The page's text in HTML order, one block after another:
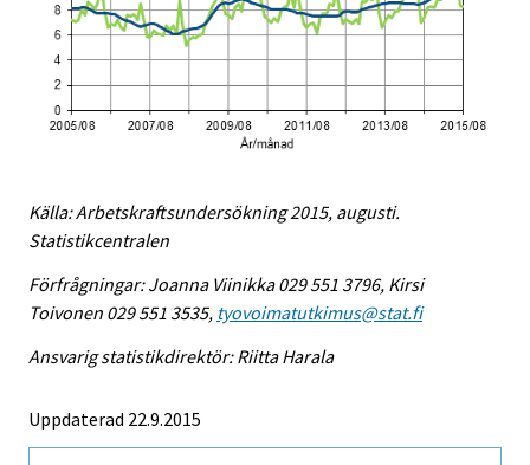
Källa: Arbetskraftsundersökning 2015, augusti.
Statistikcentralen
Förfrågningar: Joanna Viinikka 029 551 3796, Kirsi
Toivonen 029 551 3535, tyovoimatutkimus@stat.fi
Ansvarig statistikdirektör: Riitta Harala
Uppdaterad 22.9.2015